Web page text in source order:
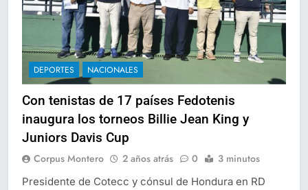
DEPORTES NACIONALES
Con tenistas de 17 países Fedotenis
inaugura los torneos Billie Jean King y
Juniors Davis Cup
Corpus Montero 2 años atrás 0 3 minutos
Presidente de Cotecc y cónsul de Hondura en RD